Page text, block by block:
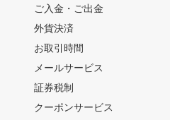
ご入金・ご出金
外貨決済
お取引時間
メールサービス
証券税制
クーポンサービス